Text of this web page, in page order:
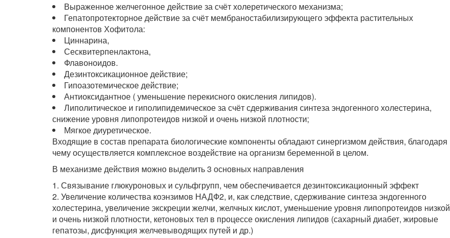
Выраженное желчегонное действие за счёт холеретического механизма;
Гепатопротекторное действие за счёт мембраностабилизирующего эффекта растительных
компонентов Хофитола:
Циннарина,
Сесквитерпенлактона,
Флавоноидов.
Дезинтоксикационное действие;
Гипоазотемическое действие;
Антиоксидантное ( уменьшение перекисного окисления липидов).
Липолитическое и гиполипидемическое за счёт сдерживания синтеза эндогенного холестерина,
снижение уровня липопротеидов низкой и очень низкой плотности;
Мягкое диуретическое.
Входящие в состав препарата биологические компоненты обладают синергизмом действия, благодаря
чему осуществляется комплексное воздействие на организм беременной в целом.
В механизме действия можно выделить 3 основных направления
1. Связывание глюкуроновых и сульфгрупп, чем обеспечивается дезинтоксикационный эффект
2. Увеличение количества коэнзимов НАДФ2, и, как следствие, сдерживание синтеза эндогенного
холестерина, увеличение экскреции желчи, желчных кислот, уменьшение уровня липопротеидов низкой
и очень низкой плотности, кетоновых тел в процессе окисления липидов (сахарный диабет, жировые
гепатозы, дисфункция желчевыводящих путей и др.)